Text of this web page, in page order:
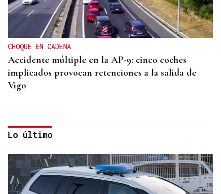
CHOQUE EN CADENA
Accidente múltiple en la AP-9: cinco coches
implicados provocan retenciones a la salida de
Vigo
Lo último